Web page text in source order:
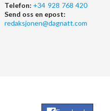
Telefon: +34 928 768 420
Send oss en epost:
redaksjonen@dagnatt.com